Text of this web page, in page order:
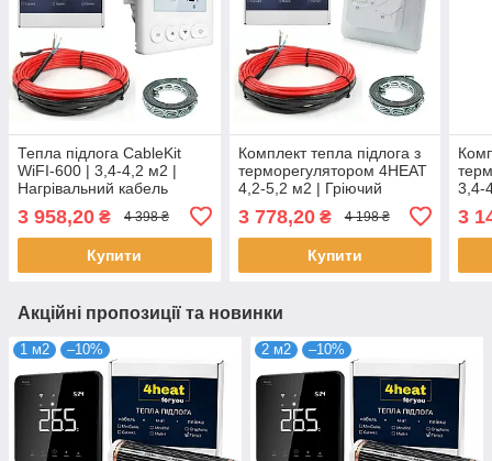
Тепла підлога CableKit
WiFI-600 | 3,4-4,2 м2 |
Нагрівальний кабель
терморегулятор
3 958,20 ₴ 4 398 ₴
Купити
Комплект тепла підлога з
терморегулятором 4HEAT
4,2-5,2 м2 | Гріючий
кабель в стяжку CableKit
Standart-750
3 778,20₴ 4 198 ₴
Купити
3,4-
3
Акційні пропозиції та новинки
1 м2 –10% 2 м2 –10%